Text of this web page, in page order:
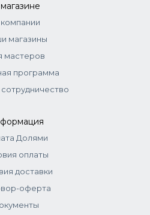
магазины
мастеров
программа
Долями
оплаты
доставки
оферта